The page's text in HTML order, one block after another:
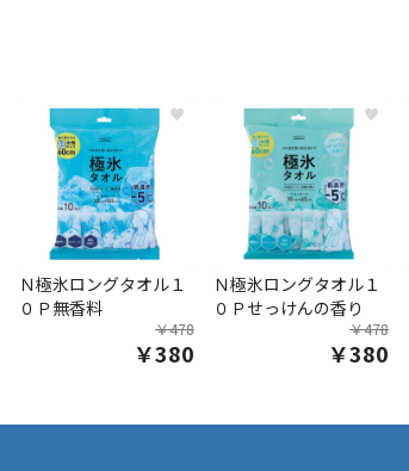
♥
Ｎ極氷ロングタオル１
０Ｐ無香料
￥478
￥380
♥
Ｎ極氷ロングタオル１
０Ｐせっけんの香り
￥478
￥380